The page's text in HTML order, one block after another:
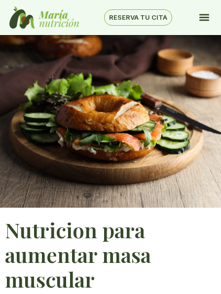
RESERVA TU CITA
Nutricion para
aumentar masa
muscular